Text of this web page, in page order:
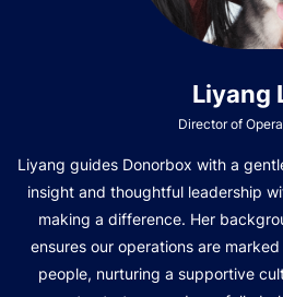
Liyang
Director of
Liyang guides Donorbox with a
insight and thoughtful leadership
making a difference. Her
ensures our operations are
people, nurturing a supportive